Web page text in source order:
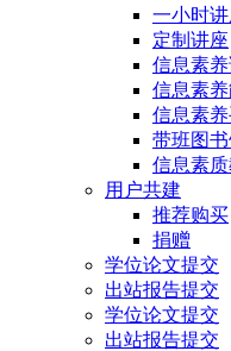
一小时讲
定制讲座
信息素
信息素
信息素
带班图
信息素
用户共建
推荐购买
捐赠
学位论文提交
出站报告提交
学位论文提交
出站报告提交